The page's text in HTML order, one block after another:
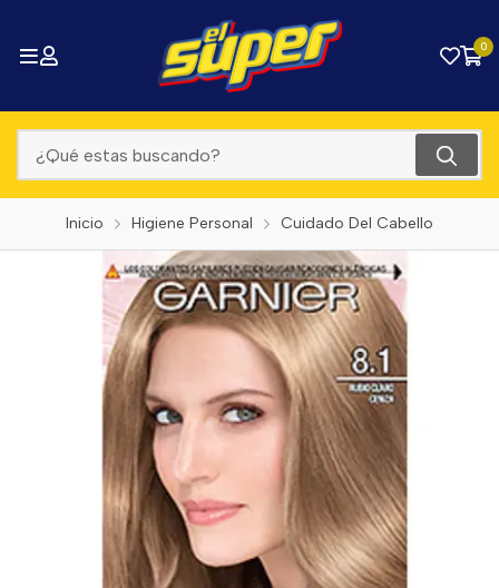
0
Inicio Higiene Personal Cuidado Del Cabello